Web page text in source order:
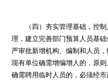
（四）夯实管理基础，控
理，建立完善部门预算人员基
严审批新增机构、编制和人员，
现有单位确需增编增人的，原
确需聘用临时人员的，必须经